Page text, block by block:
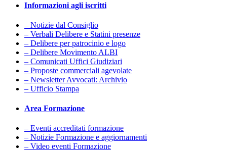
Informazioni agli iscritti
– Notizie dal Consiglio
– Verbali Delibere e Statini presenze
– Delibere per patrocinio e logo
– Delibere Movimento ALBI
– Comunicati Uffici Giudiziari
– Proposte commerciali agevolate
– Newsletter Avvocati: Archivio
– Ufficio Stampa
Area Formazione
– Eventi accreditati formazione
– Notizie Formazione e aggiornamenti
– Video eventi Formazione